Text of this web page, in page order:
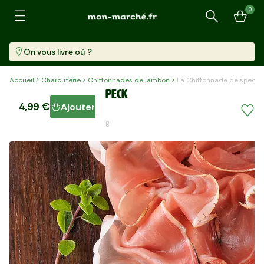
Recherche
0
On vous livre où ?
Accueil Charcuterie Chiffonnades de jambon La Chiffonnade de speck
La Chiffonnade de speck
62,38 €/kg
4,99 € Ajouter